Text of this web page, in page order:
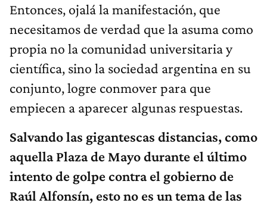
Entonces, ojalá la manifestación, que
necesitamos de verdad que la asuma como
propia no la comunidad universitaria y
científica, sino la sociedad argentina en su
conjunto, logre conmover para que
empiecen a aparecer algunas respuestas.
Salvando las gigantescas distancias, como
aquella Plaza de Mayo durante el último
intento de golpe contra el gobierno de
Raúl Alfonsín, esto no es un tema de las